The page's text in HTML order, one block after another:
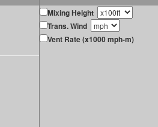
Mixing Height
Trans. Wind
Vent Rate (x1000 mph-m)